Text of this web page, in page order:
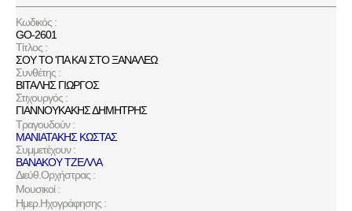
Κωδικός :
GO-2601
Τίτλος :
ΣΟΥ ΤΟ 'ΠΑ ΚΑΙ ΣΤΟ ΞΑΝΑΛΕΩ
Συνθέτης :
ΒΙΤΑΛΗΣ ΓΙΩΡΓΟΣ
Στιχουργός :
ΓΙΑΝΝΟΥΚΑΚΗΣ ΔΗΜΗΤΡΗΣ
Τραγουδούν :
ΜΑΝΙΑΤΑΚΗΣ ΚΩΣΤΑΣ
Συμμετέχουν :
ΒΑΝΑΚΟΥ ΤΖΕΛΛΑ
Διεύθ.Ορχήστρας :
Μουσικοί :
Ημερ.Ηχογράφησης :